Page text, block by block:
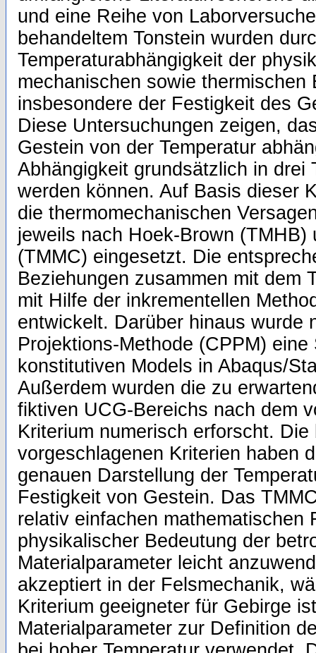
und eine Reihe von
behandeltem Tonstein wurden
Temperaturabhängigkeit der
mechanischen sowie thermischen
insbesondere der Festigkeit des
Diese Untersuchungen zeigen,
Gestein von der Temperatur
Abhängigkeit grundsätzlich in drei
werden können. Auf Basis dieser
die thermomechanischen
jeweils nach Hoek-Brown (TMHB)
(TMMC) eingesetzt. Die
Beziehungen zusammen mit dem
mit Hilfe der inkrementellen
entwickelt. Darüber hinaus wurde
Projektions-Methode (CPPM)
konstitutiven Models in Abaqus/
Außerdem wurden die zu
fiktiven UCG-Bereichs nach dem
Kriterium numerisch erforscht. Die
vorgeschlagenen Kriterien haben
genauen Darstellung der
Festigkeit von Gestein. Das
relativ einfachen mathematischen
physikalischer Bedeutung der
Materialparameter leicht
akzeptiert in der Felsmechanik,
Kriterium geeigneter für Gebirge
Materialparameter zur Definition